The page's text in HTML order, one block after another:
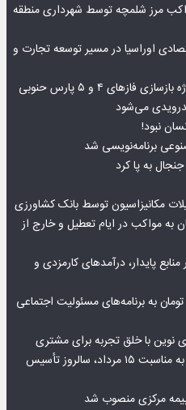
مرز شلمچه توسط شهرداری منطقه
اوراسیا در مسیر توسعه تجارت و
۴ و ۵ پارس حنوبی
می‌شود
نبود!
برنامه‌نویسی شد
به پا کرد
مواکب در ایام تعطیل و خارج از
پایدار، درآمدهای کارمزدی و
بیش از ۷۰ میلیارد تومان به برنامه‌های مسئولیت اجتماعی
نوین با خلق تجربه برای مشتری
پیام مدیرعامل بانک توسعه تعاون به مناسبت ۱۵ مرداد، سالروز تأسیس
مرکزی منصوب شد